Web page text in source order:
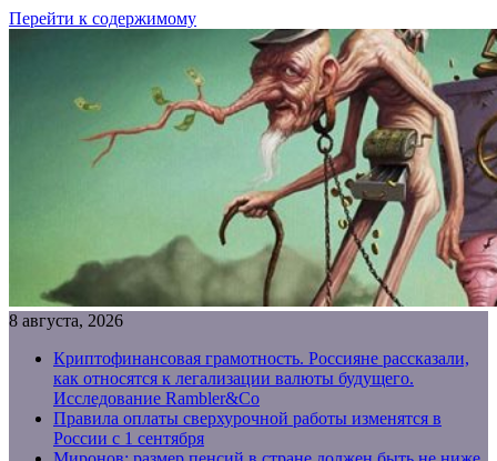
Перейти к содержимому
8 августа, 2026
Криптофинансовая грамотность. Россияне рассказали,
как относятся к легализации валюты будущего.
Исследование Rambler&Co
Правила оплаты сверхурочной работы изменятся в
России с 1 сентября